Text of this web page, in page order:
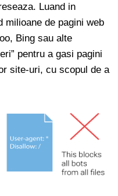
Luand in
milioane de pagini web
Bing sau alte
pentru a gasi pagini
site-uri, cu scopul de a